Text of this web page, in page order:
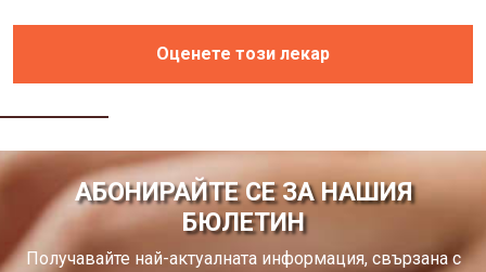
Оценете този лекар
АБОНИРАЙТЕ СЕ ЗА НАШИЯ
БЮЛЕТИН
Получавайте най-актуалната информация, свързана с